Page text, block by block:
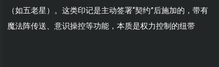
（如五老星）。这类印记是主动签署“契约”后施加的，带有
魔法阵传送、意识操控等功能，本质是权力控制的纽带